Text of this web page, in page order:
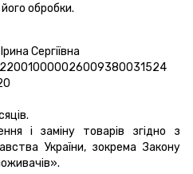
обробки.
Сергіївна
і заміну товарів згідно з
України, зокремаЗакону